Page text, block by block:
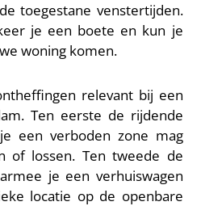
toegestane venstertijden.
je een boete en kun je
woning komen.
relevant bij een
Ten eerste de rijdende
een verboden zone mag
of lossen. Ten tweede de
je een verhuiswagen
locatie op de openbare